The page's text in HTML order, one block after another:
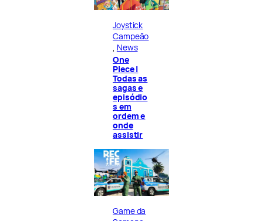
Joystick
Campeão
, News
One
Piece |
Todas as
sagas e
episódio
s em
ordem e
onde
assistir
Game da